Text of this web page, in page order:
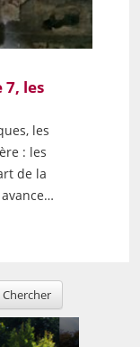
7, les
les
: les
de la
Chercher